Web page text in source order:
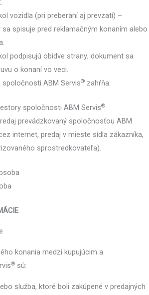
vozidla (pri preberaní aj prevzatí) –
spisuje pred reklamačným konaním alebo
podpisujú obidve strany; dokument sa
o konaní vo veci.
spoločnosti ABM Servis® zahŕňa:
spoločnosti ABM Servis®
prevádzkovaný spoločnosťou ABM
internet, predaj v mieste sídla zákazníka,
sprostredkovateľa).
konania medzi kupujúcim a
® sú:
služba, ktoré boli zakúpené v predajných